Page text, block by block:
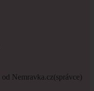
od Nemravka.cz(správce)